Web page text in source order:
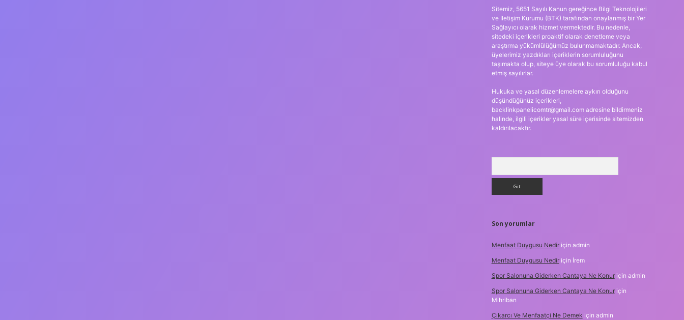
Sitemiz, 5651 Sayılı Kanun gereğince Bilgi Teknolojileri
ve İletişim Kurumu (BTK) tarafından onaylanmış bir Yer
Sağlayıcı olarak hizmet vermektedir. Bu nedenle,
sitedeki içerikleri proaktif olarak denetleme veya
araştırma yükümlülüğümüz bulunmamaktadır. Ancak,
üyelerimiz yazdıkları içeriklerin sorumluluğunu
taşımakta olup, siteye üye olarak bu sorumluluğu kabul
etmiş sayılırlar.
Hukuka ve yasal düzenlemelere aykırı olduğunu
düşündüğünüz içerikleri,
backlinkpanelicomtr@gmail.comadresine bildirmeniz
halinde, ilgili içerikler yasal süre içerisinde sitemizden
kaldırılacaktır.
Son yorumlar
Menfaat Duygusu Nediriçin admin
Menfaat Duygusu Nediriçin İrem
Spor Salonuna Giderken Cantaya Ne Konuriçin admin
Spor Salonuna Giderken Cantaya Ne Konuriçin
Mihriban
Çıkarcı Ve Menfaatçi Ne Demek için admin